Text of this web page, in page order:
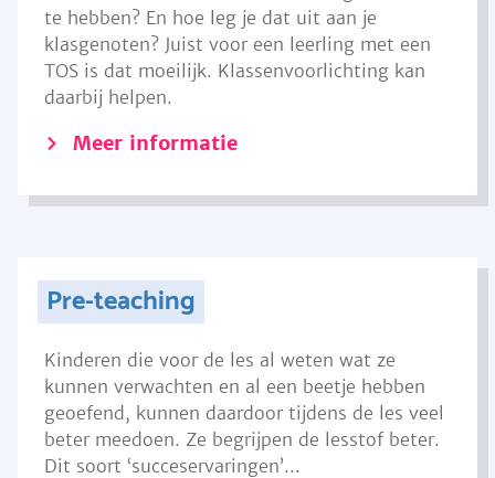
te hebben? En hoe leg je dat uit aan je
klasgenoten? Juist voor een leerling met een
TOS is dat moeilijk. Klassenvoorlichting kan
daarbij helpen.
Meer informatie
Pre-teaching
Kinderen die voor de les al weten wat ze
kunnen verwachten en al een beetje hebben
geoefend, kunnen daardoor tijdens de les veel
beter meedoen. Ze begrijpen de lesstof beter.
Dit soort ‘succeservaringen’...